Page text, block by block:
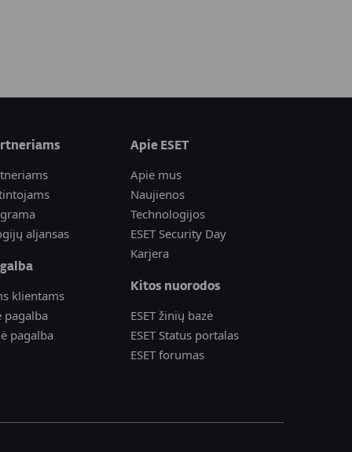
aljansas
klientams
pagalba
pagalba
Apie ESET
Apie mus
Naujienos
Technologijos
ESET Security Day
Karjera
Kitos nuorodos
ESET žinių bazė
ESET Status portalas
ESET forumas